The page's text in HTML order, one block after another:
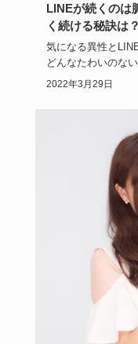
LINEが続くのは
く続ける秘訣は？
気になる異性と
どんなたわいのな
ってい…
2022年3月29日